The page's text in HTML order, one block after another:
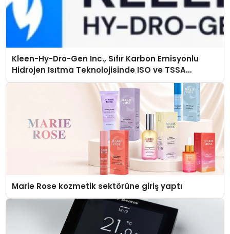
Kleen-Hy-Dro-Gen Inc., Sıfır Karbon Emisyonlu
Hidrojen Isıtma Teknolojisinde ISO ve TSSA
Düzenleyici Onaylarını Aldı
Marie Rose kozmetik sektörüne giriş yaptı